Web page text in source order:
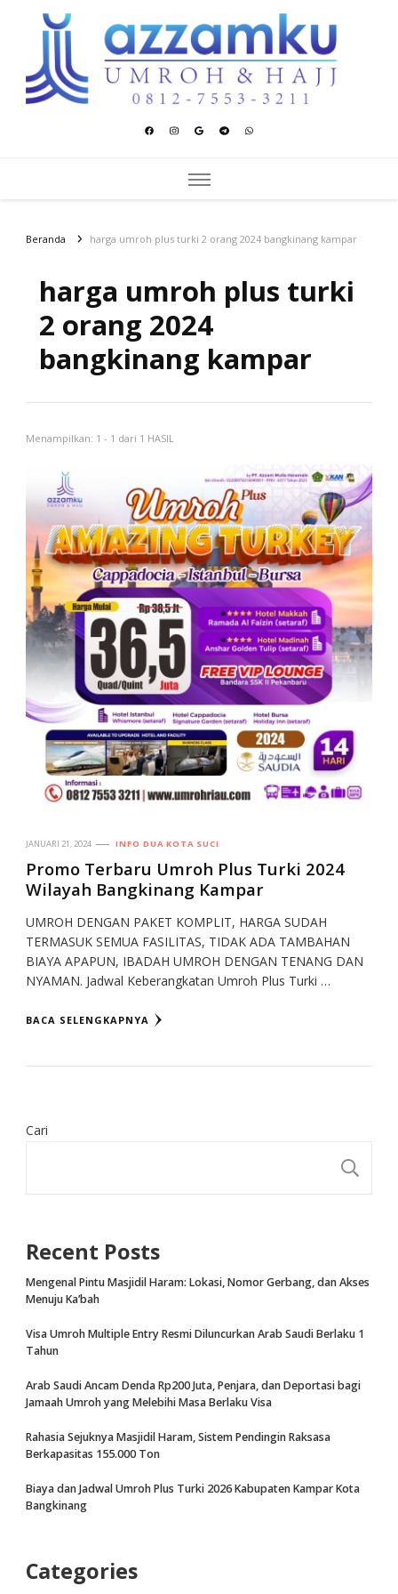
Azzamku Umroh dan Hajj
Beranda harga umroh plus turki 2 orang 2024 bangkinang kampar
harga umroh plus turki
2 orang 2024
bangkinang kampar
Menampilkan: 1 - 1 dari 1 HASIL
JANUARI 21, 2024 INFO DUA KOTA SUCI
Promo Terbaru Umroh Plus Turki 2024
Wilayah Bangkinang Kampar
UMROH DENGAN PAKET KOMPLIT, HARGA SUDAH
TERMASUK SEMUA FASILITAS, TIDAK ADA TAMBAHAN
BIAYA APAPUN, IBADAH UMROH DENGAN TENANG DAN
NYAMAN. Jadwal Keberangkatan Umroh Plus Turki …
BACA SELENGKAPNYA
Cari
Recent Posts
Mengenal Pintu Masjidil Haram: Lokasi, Nomor Gerbang, dan Akses
Menuju Ka’bah
Visa Umroh Multiple Entry Resmi Diluncurkan Arab Saudi Berlaku 1
Tahun
Arab Saudi Ancam Denda Rp200 Juta, Penjara, dan Deportasi bagi
Jamaah Umroh yang Melebihi Masa Berlaku Visa
Rahasia Sejuknya Masjidil Haram, Sistem Pendingin Raksasa
Berkapasitas 155.000 Ton
Biaya dan Jadwal Umroh Plus Turki 2026 Kabupaten Kampar Kota
Bangkinang
Categories